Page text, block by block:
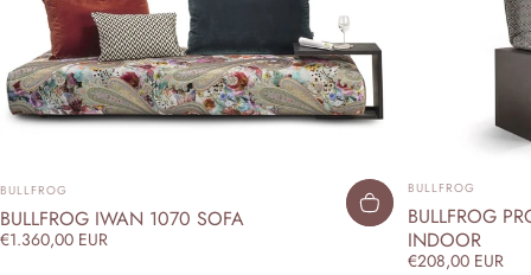
ANBIETER:
BULLFROG
BULLFROG IWAN 1070 SOFA
€1.360,00 EUR
ANBIETER:
BULLFROG
BULLFROG
INDOOR
€208,00 EUR